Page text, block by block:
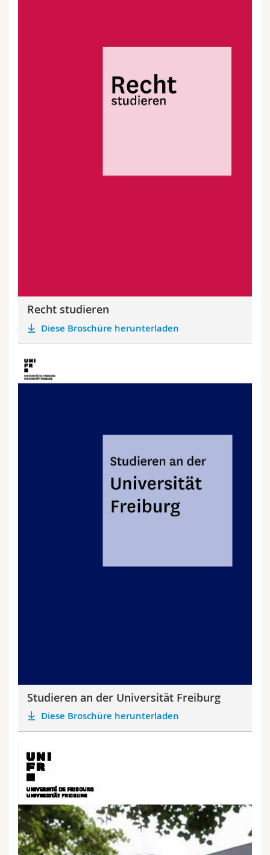
Recht studieren
Diese Broschüre herunterladen
Studieren an der Universität Freiburg
Diese Broschüre herunterladen